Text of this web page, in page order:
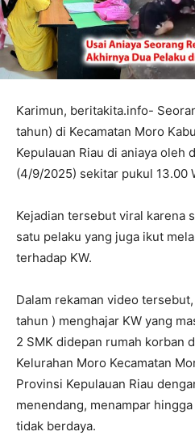
Karimun, beritakita.info-
tahun) di Kecamatan Moro
Kepulauan Riau di aniaya oleh
(4/9/2025) sekitar pukul 13.00
Kejadian tersebut viral karena
satu pelaku yang juga ikut
terhadap KW.
Dalam rekaman video
tahun ) menghajar KW yang
2 SMK didepan rumah korban
Kelurahan Moro Kecamatan
Provinsi Kepulauan Riau
menendang, menampar
tidak berdaya.